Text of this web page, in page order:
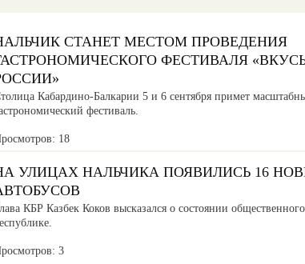
СТАНЕТ МЕСТОМ ПРОВЕДЕНИЯ
ФЕСТИВАЛЯ
Кабардино-Балкарии 5 и 6 сентября примет
фестиваль.
18
УЛИЦАХ НАЛЬЧИКА ПОЯВИЛИСЬ 16
КБР Казбек Коков высказался о состоянии
3